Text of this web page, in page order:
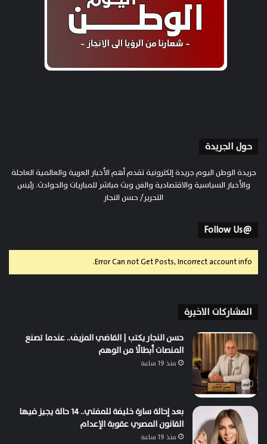
حول الجريدة
جريدة الوطن اليوم جريدة إلكترونية تقدم أهم الأخبار العربية والعالمية العاجلة
والأخبار السياسية والاقتصادية والفن وبث مباشر للمباريات والحوادث. رئيس
التحرير/ حسن النجار
@Follow Us
Error Can not Get Posts, Incorrect account info.
المشاركات الاخيرة
حسن النجار يكتب | القاضي المزيف.. عندما تصنع
المنصات أبطالًا من الوهم
منذ 19 ساعة
بعد إحالة سارة خليفة للمفتي.. 14 حالة يجيز فيها
القانون المصري عقوبة الإعدام
منذ 19 ساعة